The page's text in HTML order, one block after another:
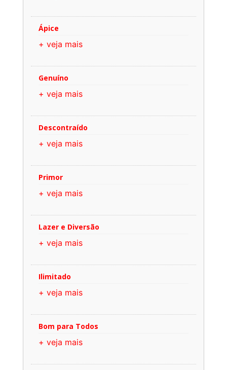
Ápice
+ veja mais
Genuíno
+ veja mais
Descontraído
+ veja mais
Primor
+ veja mais
Lazer e Diversão
+ veja mais
Ilimitado
+ veja mais
Bom para Todos
+ veja mais